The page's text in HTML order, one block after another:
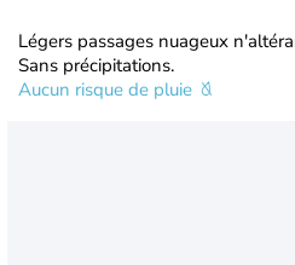
Légers passages nuageux
Sans précipitations.
Aucun risque de pluie